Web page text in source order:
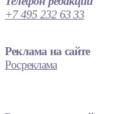
+7 495 232 63 33
Реклама на сайте
Росреклама